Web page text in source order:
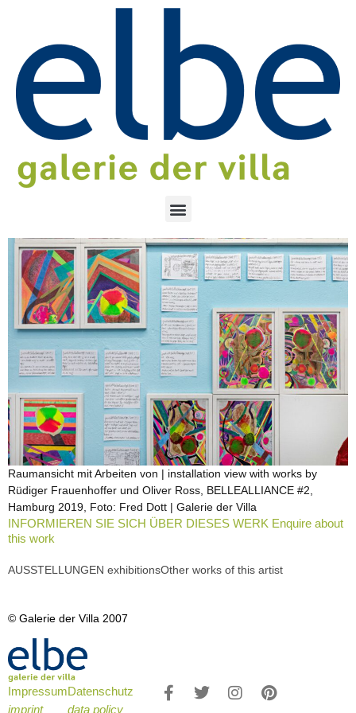
Raumansicht mit Arbeiten von | installation view with works by
Rüdiger Frauenhoffer und Oliver Ross, BELLEALLIANCE #2,
Hamburg 2019, Foto: Fred Dott | Galerie der Villa
INFORMIEREN SIE SICH ÜBER DIESES WERK Enquire about
this work
AUSSTELLUNGEN exhibitionsOther works of this artist
© Galerie der Villa 2007
Impressum
imprint
Datenschutz
data policy